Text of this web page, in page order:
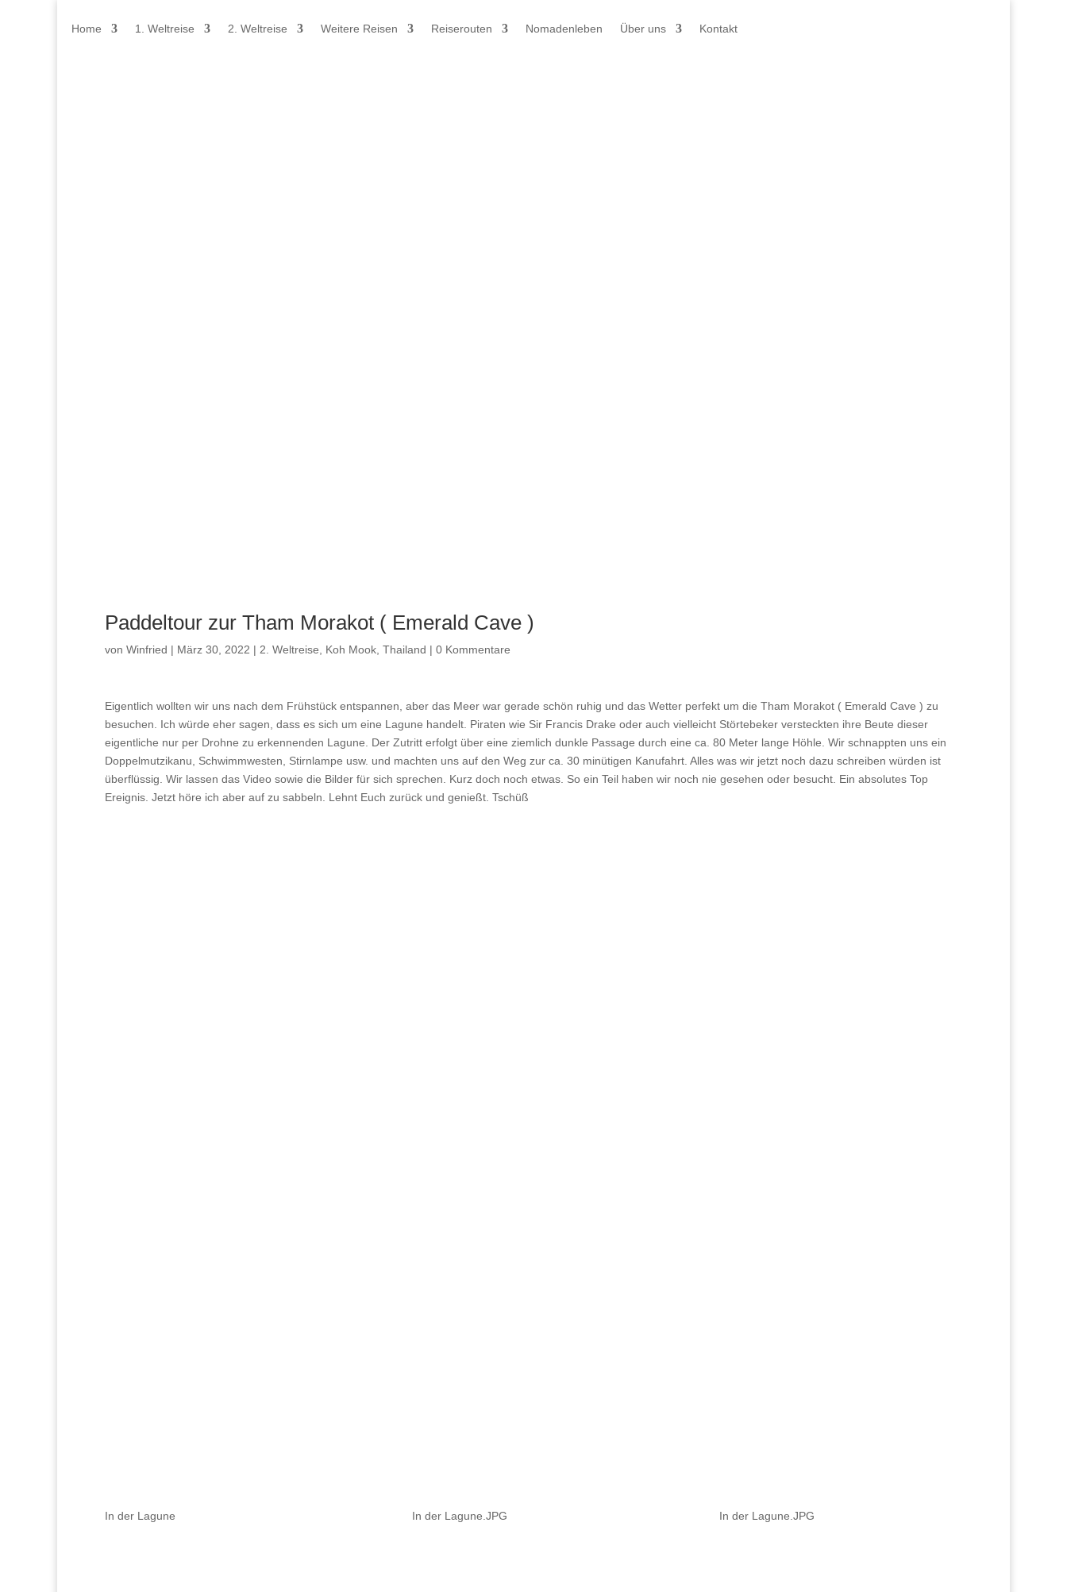
Home 1. Weltreise 2. Weltreise Weitere Reisen Reiserouten Nomadenleben Über uns Kontakt
Paddeltour zur Tham Morakot ( Emerald Cave )
von Winfried | März 30, 2022 | 2. Weltreise Koh Mook Thailand | 0 Kommentare
Eigentlich wollten wir uns nach dem Frühstück entspannen, aber das Meer war gerade schön ruhig und das Wetter perfekt um die Tham Morakot ( Emerald Cave ) zu
besuchen. Ich würde eher sagen, dass es sich um eine Lagune handelt. Piraten wie Sir Francis Drake oder auch vielleicht Störtebeker versteckten ihre Beute dieser
eigentliche nur per Drohne zu erkennenden Lagune. Der Zutritt erfolgt über eine ziemlich dunkle Passage durch eine ca. 80 Meter lange Höhle. Wir schnappten uns ein
Doppelmutzikanu, Schwimmwesten, Stirnlampe usw. und machten uns auf den Weg zur ca. 30 minütigen Kanufahrt. Alles was wir jetzt noch dazu schreiben würden ist
überflüssig. Wir lassen das Video sowie die Bilder für sich sprechen. Kurz doch noch etwas. So ein Teil haben wir noch nie gesehen oder besucht. Ein absolutes Top
Ereignis. Jetzt höre ich aber auf zu sabbeln. Lehnt Euch zurück und genießt. Tschüß
In der Lagune In der Lagune.JPG In der Lagune.JPG